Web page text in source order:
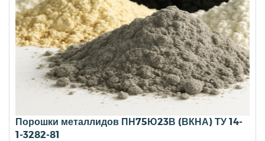
Порошки металлидов ПН75Ю23В (ВКНА) ТУ 14-
1-3282-81